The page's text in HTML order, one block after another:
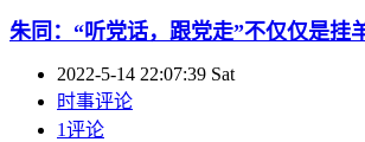
朱同：“听党话，跟党走”不仅仅是挂
2022-5-14 22:07:39 Sat
时事评论
1评论